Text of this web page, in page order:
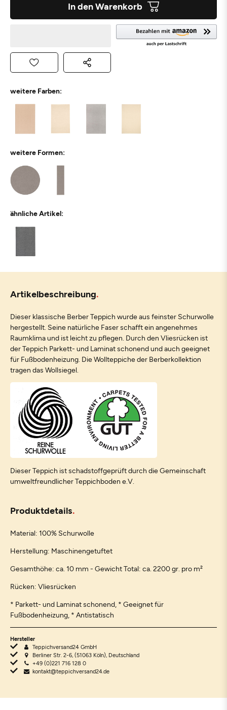
In den Warenkorb
weitere Farben:
weitere Formen:
ähnliche Artikel:
Artikelbeschreibung
Dieser klassische Berber Teppich wurde aus feinster Schurwolle
hergestellt. Seine natürliche Faser schafft ein angenehmes
Raumklima und ist leicht zu pflegen. Durch den Vliesrücken ist
der Teppich Parkett- und Laminat schonend und auch geeignet
für Fußbodenheizung. Die Wollteppiche der Berberkollektion
tragen das Wollsiegel.
Dieser Teppich ist schadstoffgeprüft durch die Gemeinschaft
umweltfreundlicher Teppichboden e.V.
Produktdetails
Material: 100% Schurwolle
Herstellung: Maschinengetuftet
Gesamthöhe: ca. 10 mm - Gewicht Total: ca. 2200 gr. pro m²
Rücken: Vliesrücken
* Parkett- und Laminat schonend, * Geeignet für
Fußbodenheizung, * Antistatisch
Hersteller
Teppichversand24 GmbH
Berliner Str. 2-6, (51063 Köln), Deutschland
+49 (0)221 716 128 0
kontakt@teppichversand24.de